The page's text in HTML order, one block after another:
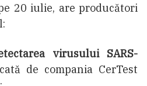
20 iulie, are producători
virusului SARS-
de compania CerTest